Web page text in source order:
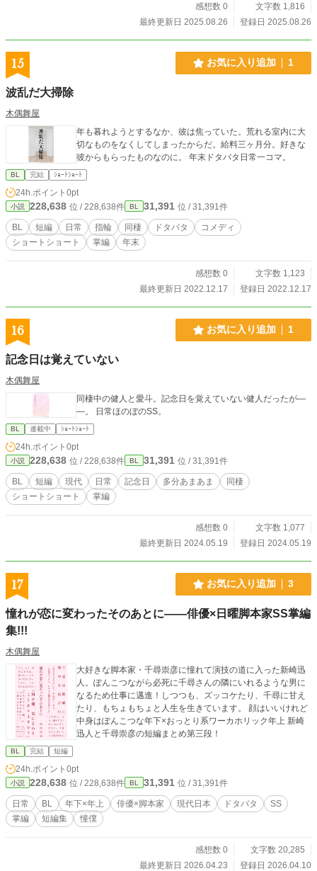
感想数 0
文字数 1,816
最終更新日 2025.08.26
登録日 2025.08.26
15 お気に入り追加 1
波乱だ大掃除
木偶舞屋
年も暮れようとするなか、彼は焦っていた。荒れる室内に大
切なものをなくしてしまったからだ。給料三ヶ月分。好きな
彼からもらったものなのに。 年末ドタバタ日常一コマ。
BL 完結 ｼｮｰﾄｼｮｰﾄ
24h.ポイント 0pt
小説 228,638 位 / 228,638件 BL 31,391 位 / 31,391件
BL 短編 日常 指輪 同棲 ドタバタ
コメディ
ショートショート
掌編 年末
感想数 0
文字数 1,123
最終更新日 2022.12.17
登録日 2022.12.17
16 お気に入り追加 1
記念日は覚えていない
木偶舞屋
同棲中の健人と愛斗。記念日を覚えていない健人だったが―
―。 日常ほのぼのSS。
BL 連載中 ｼｮｰﾄｼｮｰﾄ
24h.ポイント 0pt
小説 228,638 位 / 228,638件 BL 31,391 位 / 31,391件
BL 短編 現代 日常 記念日 多分あまあま
同棲
ショートショート
掌編
感想数 0
文字数 1,077
最終更新日 2024.05.19
登録日 2024.05.19
17 お気に入り追加 3
憧れが恋に変わったそのあとに――俳優×日曜脚本家SS掌編
集!!!
木偶舞屋
大好きな脚本家・千尋崇彦に憧れて演技の道に入った新崎迅
人。ぽんこつながら必死に千尋さんの隣にいれるような男に
なるため仕事に邁進！しつつも、ズッコケたり、千尋に甘え
たり、もちょもちょと人生を生きています。 顔はいいけれど
中身はぽんこつな年下×おっとり系ワーカホリック年上 新崎
迅人と千尋崇彦の短編まとめ第三段！
BL 完結 短編
24h.ポイント 0pt
小説 228,638 位 / 228,638件 BL 31,391 位 / 31,391件
日常 BL 年下×年上 俳優×脚本家 現代日本 ドタバタ
SS
掌編
短編集 憧僕
感想数 0
文字数 20,285
最終更新日 2026.04.23
登録日 2026.04.10